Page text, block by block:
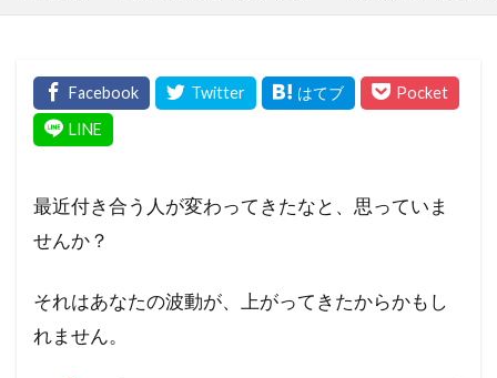
最近付き合う人が変わってきたなと、思っていま
せんか？
それはあなたの波動が、上がってきたからかもし
れません。